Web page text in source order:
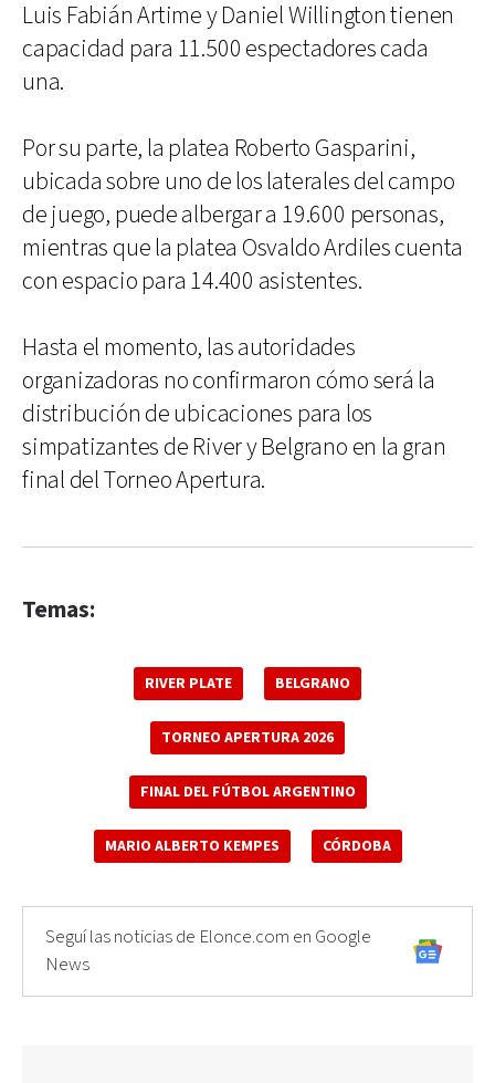
Luis Fabián Artime y Daniel Willington tienen
capacidad para 11.500 espectadores cada
una.
Por su parte, la platea Roberto Gasparini,
ubicada sobre uno de los laterales del campo
de juego, puede albergar a 19.600 personas,
mientras que la platea Osvaldo Ardiles cuenta
con espacio para 14.400 asistentes.
Hasta el momento, las autoridades
organizadoras no confirmaron cómo será la
distribución de ubicaciones para los
simpatizantes de River y Belgrano en la gran
final del Torneo Apertura.
Temas:
RIVER PLATE BELGRANO
TORNEO APERTURA 2026
FINAL DEL FÚTBOL ARGENTINO
MARIO ALBERTO KEMPES CÓRDOBA
Seguí las noticias de Elonce.com en Google
News